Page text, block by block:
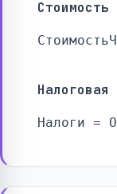
Налоги =